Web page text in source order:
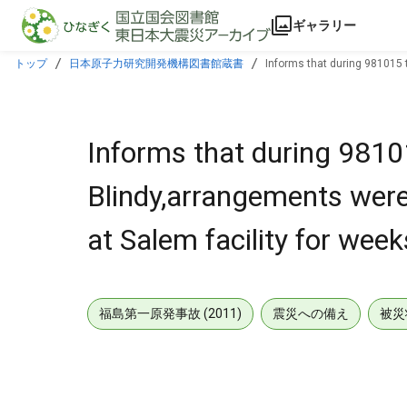
本文に飛ぶ
ギャラリー
トップ 日本原子力研究開発機構図書館蔵書 Informs that during 981015
Informs that during
Blindy,arrangements
at Salem facility for
福島第一原発事故 (2011) 震災への備え 被災